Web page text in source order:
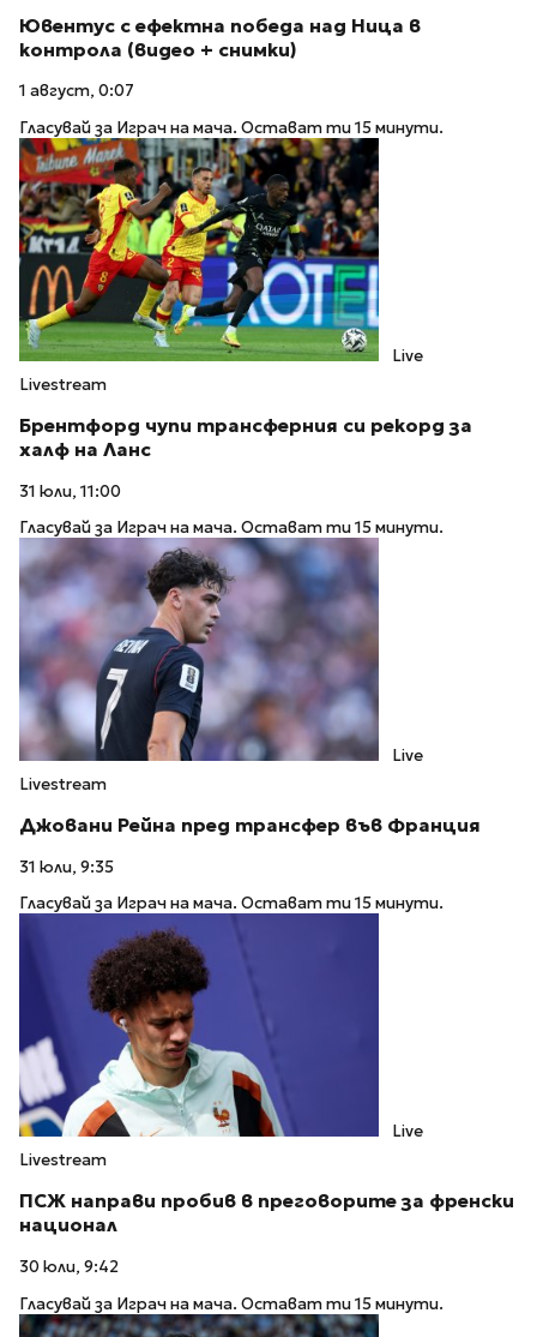
Ювентус с ефектна победа над Ница в
контрола (видео + снимки)
1 август, 0:07
Гласувай за Играч на мача. Остават ти 15 минути.
Live
Livestream
Брентфорд чупи трансферния си рекорд за
халф на Ланс
31 юли, 11:00
Гласувай за Играч на мача. Остават ти 15 минути.
Live
Livestream
Джовани Рейна пред трансфер във Франция
31 юли, 9:35
Гласувай за Играч на мача. Остават ти 15 минути.
Live
Livestream
ПСЖ направи пробив в преговорите за френски
национал
30 юли, 9:42
Гласувай за Играч на мача. Остават ти 15 минути.